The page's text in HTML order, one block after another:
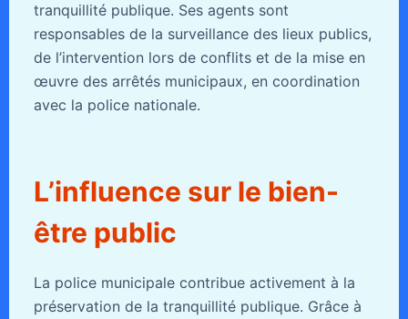
tranquillité publique. Ses agents sont
responsables de la surveillance des lieux publics,
de l’intervention lors de conflits et de la mise en
œuvre des arrêtés municipaux, en coordination
avec la police nationale.
L’influence sur le bien-
être public
La police municipale contribue activement à la
préservation de la tranquillité publique. Grâce à